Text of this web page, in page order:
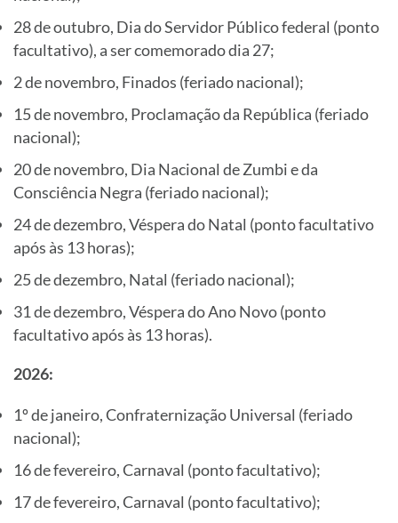
28 de outubro, Dia do Servidor Público federal (ponto
facultativo), a ser comemorado dia 27;
2 de novembro, Finados (feriado nacional);
15 de novembro, Proclamação da República (feriado
nacional);
20 de novembro, Dia Nacional de Zumbi e da
Consciência Negra (feriado nacional);
24 de dezembro, Véspera do Natal (ponto facultativo
após às 13 horas);
25 de dezembro, Natal (feriado nacional);
31 de dezembro, Véspera do Ano Novo (ponto
facultativo após às 13 horas).
2026:
1º de janeiro, Confraternização Universal (feriado
nacional);
16 de fevereiro, Carnaval (ponto facultativo);
17 de fevereiro, Carnaval (ponto facultativo);